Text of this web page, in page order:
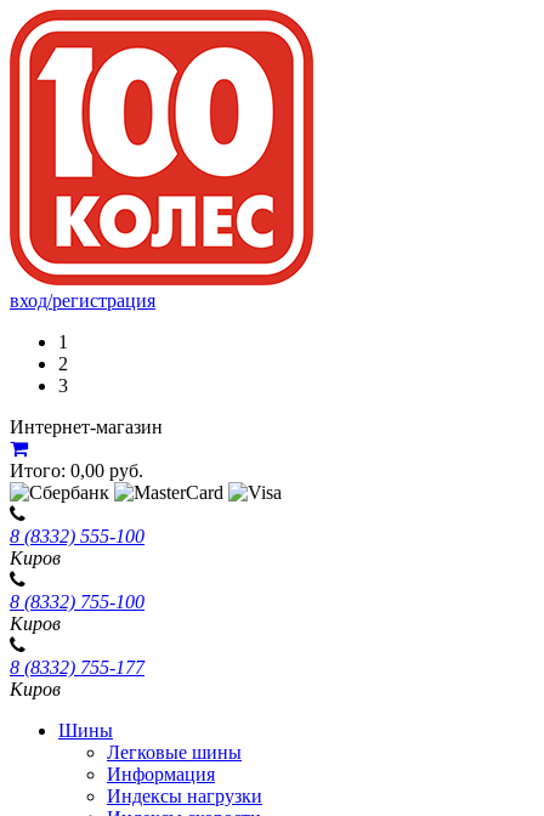
вход/регистрация
1
2
3
Интернет-магазин
Итого: 0,00 руб.
8 (8332) 555-100
Киров
8 (8332) 755-100
Киров
8 (8332) 755-177
Киров
Шины
Легковые шины
Информация
Индексы нагрузки